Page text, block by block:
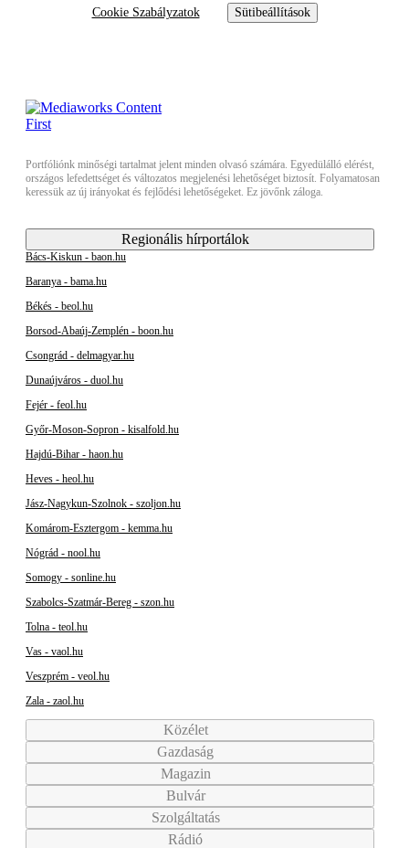
Cookie Szabályzatok Sütibeállítások
Portfóliónk minőségi tartalmat jelent minden olvasó számára. Egyedülálló elérést,
országos lefedettséget és változatos megjelenési lehetőséget biztosít. Folyamatosan
keressük az új irányokat és fejlődési lehetőségeket. Ez jövőnk záloga.
Regionális hírportálok
Bács-Kiskun - baon.hu
Baranya - bama.hu
Békés - beol.hu
Borsod-Abaúj-Zemplén - boon.hu
Csongrád - delmagyar.hu
Dunaújváros - duol.hu
Fejér - feol.hu
Győr-Moson-Sopron - kisalfold.hu
Hajdú-Bihar - haon.hu
Heves - heol.hu
Jász-Nagykun-Szolnok - szoljon.hu
Komárom-Esztergom - kemma.hu
Nógrád - nool.hu
Somogy - sonline.hu
Szabolcs-Szatmár-Bereg - szon.hu
Tolna - teol.hu
Vas - vaol.hu
Veszprém - veol.hu
Zala - zaol.hu
Közélet
Gazdaság
Magazin
Bulvár
Szolgáltatás
Rádió